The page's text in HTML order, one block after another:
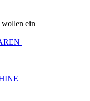
wollen ein